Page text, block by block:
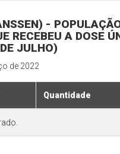
-
RECEBEU A DOSE
JULHO)
de 2022
Quantidade